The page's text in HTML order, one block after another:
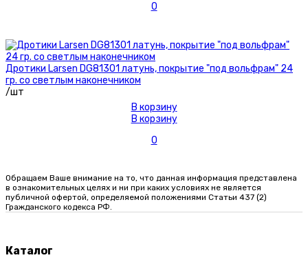
0
Дротики Larsen DG81301 латунь, покрытие "под вольфрам" 24
гр. со светлым наконечником
/шт
В корзину
В корзину
0
Обращаем Ваше внимание на то, что данная информация представлена
в ознакомительных целях и ни при каких условиях не является
публичной офертой, определяемой положениями Статьи 437 (2)
Гражданского кодекса РФ.
Каталог